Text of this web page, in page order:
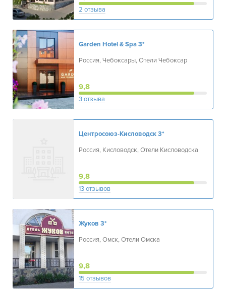
2 отзыва
Garden Hotel & Spa3*
Россия, Чебоксары, Отели Чебоксар
9,8
3 отзыва
Центросоюз-Кисловодск3*
Россия, Кисловодск, Отели Кисловодска
9,8
13 отзывов
Жуков 3*
Россия, Омск, Отели Омска
9,8
15 отзывов